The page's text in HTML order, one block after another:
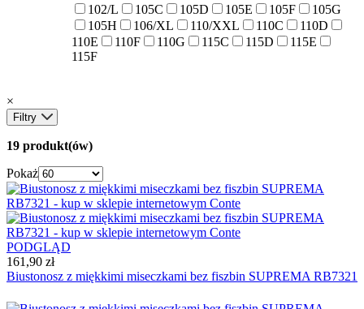
102/L 105C 105D 105E 105F
105G
105H
106/XL 110/XXL 110C
110D
110E
110F 110G 115C 115D
115E
115F
×
Filtry
19 produkt(ów)
Pokaż
PODGLĄD
161,90 zł
Biustonosz z miękkimi miseczkami bez fiszbin SUPREMA RB7321